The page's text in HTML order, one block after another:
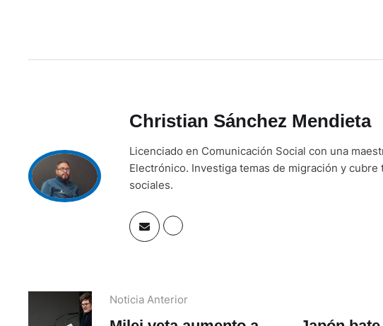
Christian Sánchez Mendieta
Licenciado en Comunicación Social con una
Electrónico. Investiga temas de migración y
sociales.
Noticia Anterior